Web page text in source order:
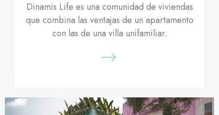
Dinamis Life es una comunidad de viviendas
que combina las ventajas de un apartamento
con las de una villa unifamiliar.